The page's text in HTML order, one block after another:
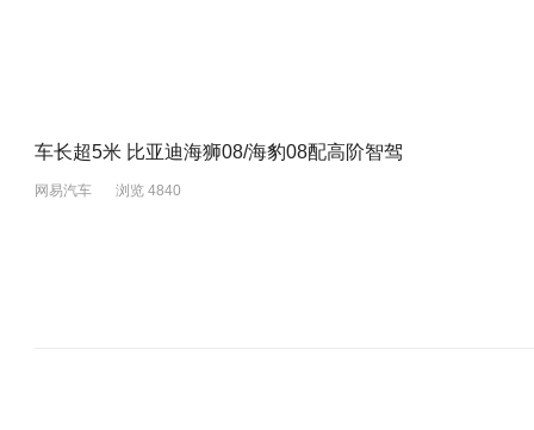
车长超5米 比亚迪海狮08/海豹08配高阶智驾
网易汽车 浏览 4840